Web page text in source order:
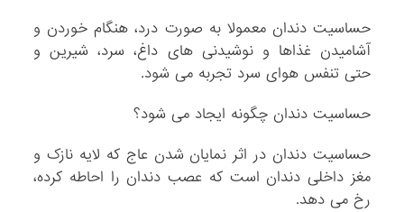
حساسیت دندان معمولا به صورت درد، هنگام خوردن و
آشامیدن غذاها و نوشیدنی های داغ، سرد، شیرین و
حتی تنفس هوای سرد تجربه می شود.
حساسیت دندان چگونه ایجاد می شود؟
حساسیت دندان در اثر نمایان شدن عاج که لایه نازک و
مغز داخلی دندان است که عصب دندان را احاطه کرده،
رخ می دهد.